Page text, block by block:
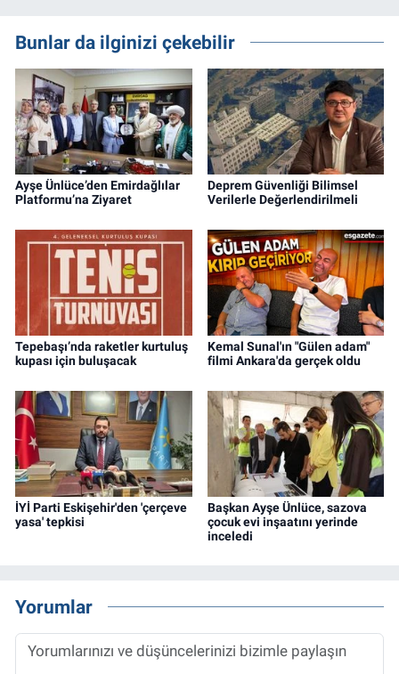
Bunlar da ilginizi çekebilir
Ayşe Ünlüce’den Emirdağlılar
Platformu’na Ziyaret
Deprem Güvenliği Bilimsel
Verilerle Değerlendirilmeli
Tepebaşı’nda raketler kurtuluş
kupası için buluşacak
Kemal Sunal'ın "Gülen adam"
filmi Ankara'da gerçek oldu
İYİ Parti Eskişehir'den 'çerçeve
yasa' tepkisi
Başkan Ayşe Ünlüce, sazova
çocuk evi inşaatını yerinde
inceledi
Yorumlar